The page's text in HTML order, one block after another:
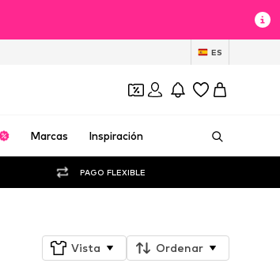
ES
Marcas Inspiración
PAGO FLEXIBLE
Vista Ordenar